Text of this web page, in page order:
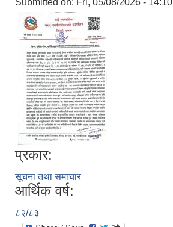
Submitted on: Fri, 05/08/2026 - 14:10
प्रकार:
सूचना तथा समाचार
आर्थिक वर्ष:
८२/८३